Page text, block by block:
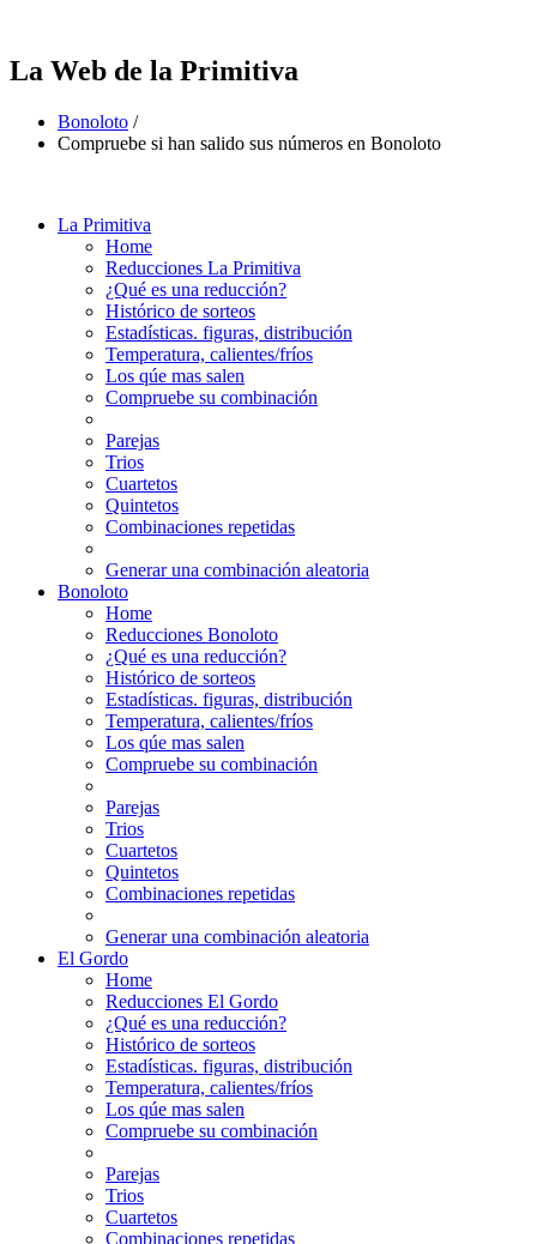
La Web de la Primitiva
Bonoloto /
Compruebe si han salido sus números en Bonoloto
La Primitiva
Home
Reducciones La Primitiva
¿Qué es una reducción?
Histórico de sorteos
Estadísticas. figuras, distribución
Temperatura, calientes/fríos
Los qúe mas salen
Compruebe su combinación
Parejas
Trios
Cuartetos
Quintetos
Combinaciones repetidas
Generar una combinación aleatoria
Bonoloto
Home
Reducciones Bonoloto
¿Qué es una reducción?
Histórico de sorteos
Estadísticas. figuras, distribución
Temperatura, calientes/fríos
Los qúe mas salen
Compruebe su combinación
Parejas
Trios
Cuartetos
Quintetos
Combinaciones repetidas
Generar una combinación aleatoria
El Gordo
Home
Reducciones El Gordo
¿Qué es una reducción?
Histórico de sorteos
Estadísticas. figuras, distribución
Temperatura, calientes/fríos
Los qúe mas salen
Compruebe su combinación
Parejas
Trios
Cuartetos
Combinaciones repetidas